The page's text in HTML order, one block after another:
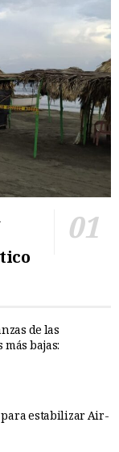
de las
bajas:
estabilizar Air-